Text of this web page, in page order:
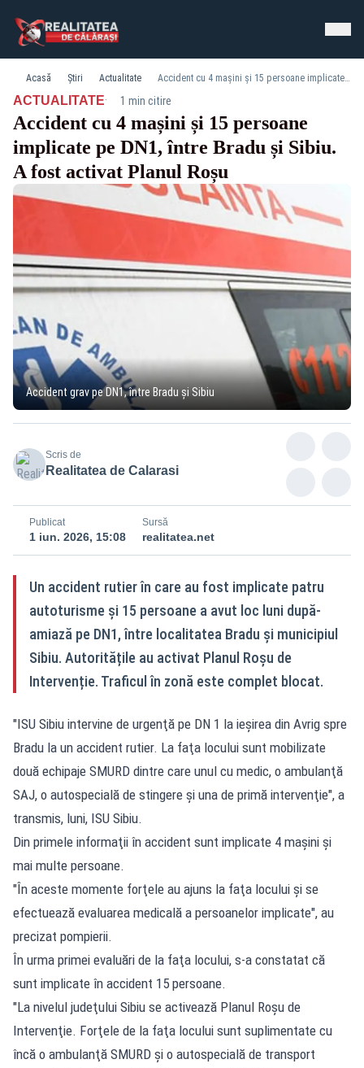
Acasă Știri Actualitate Accident cu 4 mașini și 15 persoane implicate pe DN1, între Bradu și Sibiu. A fost activat Planul Roșu
ACTUALITATE· 1 min citire
Accident cu 4 mașini și 15 persoane
implicate pe DN1, între Bradu și Sibiu.
A fost activat Planul Roșu
Accident grav pe DN1, între Bradu și Sibiu
Scris de
Realitatea de Calarasi
Publicat
1 iun. 2026, 15:08
Sursă
realitatea.net
Un accident rutier în care au fost implicate patru
autoturisme și 15 persoane a avut loc luni după-
amiază pe DN1, între localitatea Bradu și municipiul
Sibiu. Autoritățile au activat Planul Roșu de
Intervenție. Traficul în zonă este complet blocat.
"ISU Sibiu intervine de urgenţă pe DN 1 la ieşirea din Avrig spre
Bradu la un accident rutier. La faţa locului sunt mobilizate
două echipaje SMURD dintre care unul cu medic, o ambulanţă
SAJ, o autospecială de stingere şi una de primă intervenţie", a
transmis, luni, ISU Sibiu.
Din primele informaţii în accident sunt implicate 4 maşini şi
mai multe persoane.
"În aceste momente forţele au ajuns la faţa locului şi se
efectuează evaluarea medicală a persoanelor implicate", au
precizat pompierii.
În urma primei evaluări de la faţa locului, s-a constatat că
sunt implicate în accident 15 persoane.
"La nivelul judeţului Sibiu se activează Planul Roşu de
Intervenţie. Forţele de la faţa locului sunt suplimentate cu
încă o ambulanţă SMURD şi o autospecială de transport